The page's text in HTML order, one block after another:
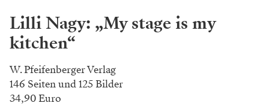
Lilli Nagy: „My stage is my
kitchen“
W. Pfeifenberger Verlag
146 Seiten und 125 Bilder
34,90 Euro